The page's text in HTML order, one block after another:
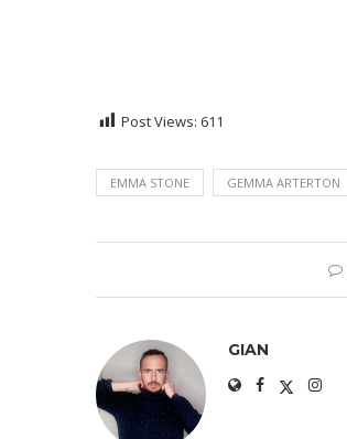
Post Views: 611
EMMA STONE GEMMA ARTERTON
GIAN